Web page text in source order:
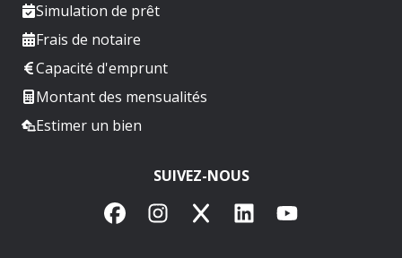
Simulation de prêt
Frais de notaire
Capacité d'emprunt
Montant des mensualités
Estimer un bien
SUIVEZ-NOUS
FacebookInstagram
X LinkedInYouTube